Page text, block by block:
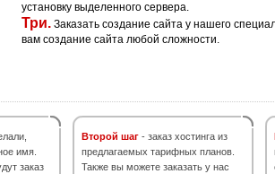
установку выделенного сервера.
Три. Заказать создание сайта у нашего
вам создание сайта любой сложности.
имя.
заказ
Второй шаг - заказ хостинга из
предлагаемых тарифных планов.
Также вы можете заказать у нас